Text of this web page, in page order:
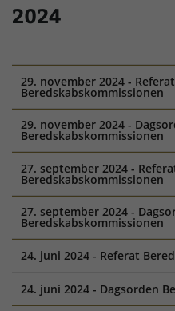
2024
29. november 2024 - Referat
Beredskabskommissionen
29. november 2024 -
Beredskabskommissionen
27. september 2024 -
Beredskabskommissionen
27. september 2024 -
Beredskabskommissionen
24. juni 2024 - Referat
24. juni 2024 - Dagsorden